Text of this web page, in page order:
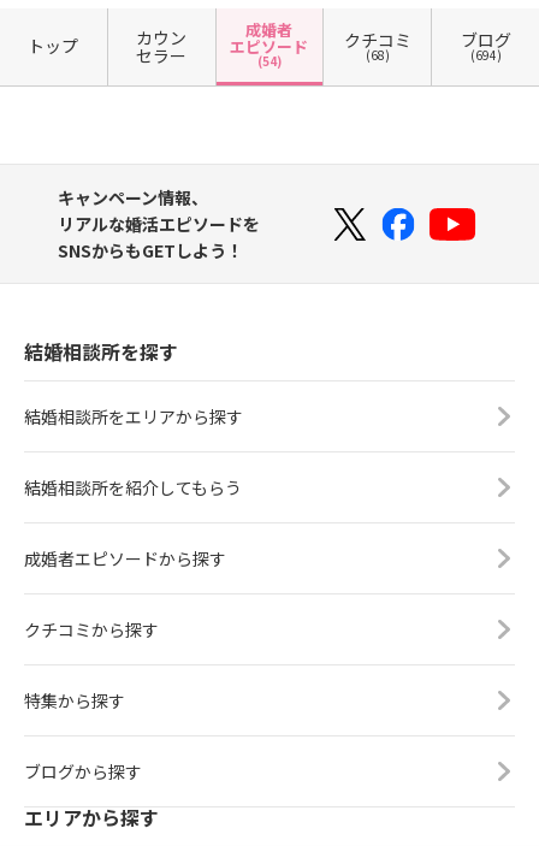
トップ カウン
セラー
成婚者
エピソード
(54)
クチコミ
(68)
ブログ
(694)
キャンペーン情報、
リアルな婚活エピソードを
SNSからもGETしよう！
結婚相談所を探す
結婚相談所をエリアから探す
結婚相談所を紹介してもらう
成婚者エピソードから探す
クチコミから探す
特集から探す
ブログから探す
エリアから探す